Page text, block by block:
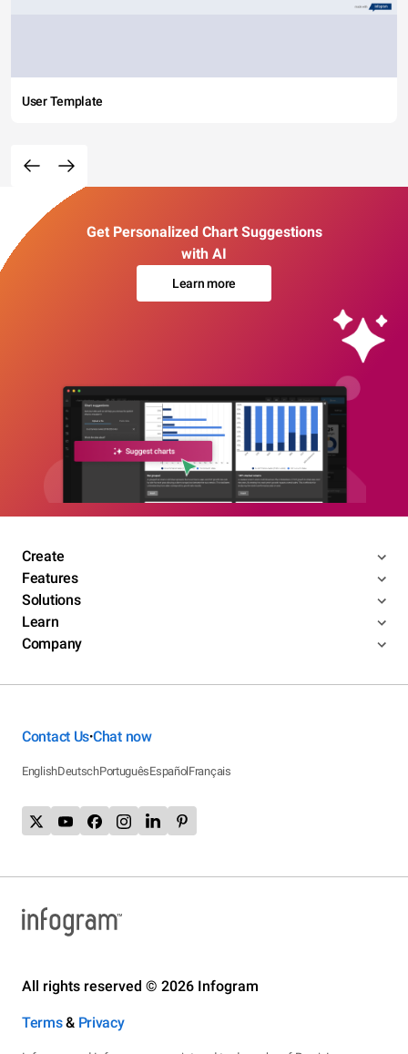
User Template
Get Personalized Chart Suggestions
with AI
Learn more
Create
Features
Solutions
Learn
Company
Contact Us•Chat now
EnglishDeutschPortuguêsEspañolFrançais
All rights reserved © 2026 Infogram
Terms& Privacy